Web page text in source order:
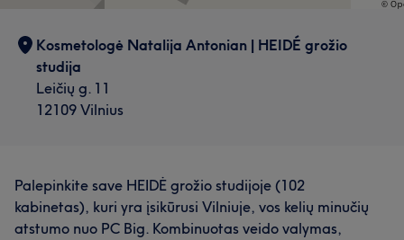
Kosmetologė Natalija Antonian | HEIDÉ grožio
studija
Leičių g. 11
12109 Vilnius
Palepinkite save HEIDĖ grožio studijoje (102
kabinetas), kuri yra įsikūrusi Vilniuje, vos kelių minučių
atstumo nuo PC Big. Kombinuotas veido valymas,